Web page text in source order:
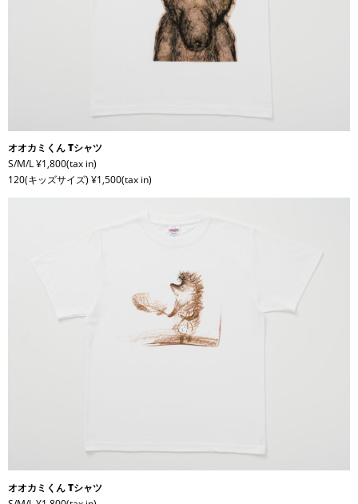
オオカミくん Tシャツ
S/M/L ¥1,800(tax in)
120(キッズサイズ) ¥1,500(tax in)
オオカミくん Tシャツ